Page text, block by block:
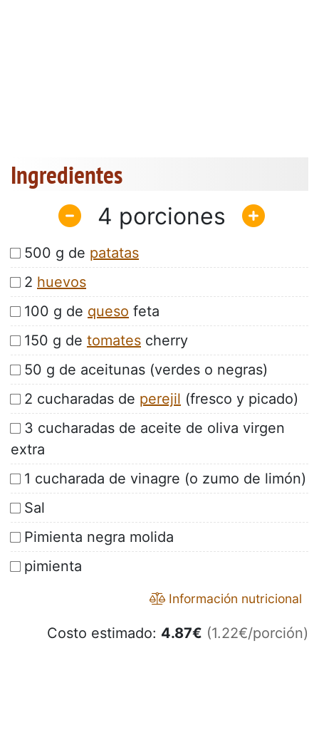
Ingredientes
4
500 g de patatas
2 huevos
100 g de queso feta
150 g de tomates cherry
50 g de aceitunas (verdes o negras)
2 cucharadas de perejil (fresco y picado)
3 cucharadas de aceite de oliva virgen
extra
1 cucharada de vinagre (o zumo de limón)
Sal
Pimienta negra molida
pimienta
Información nutricional
Costo estimado: 4.87€ (1.22€/porción)